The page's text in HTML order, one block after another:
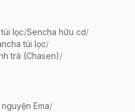
lọc/Sencha hữu cơ/
túi lọc/
trà (Chasen)/
Ema/